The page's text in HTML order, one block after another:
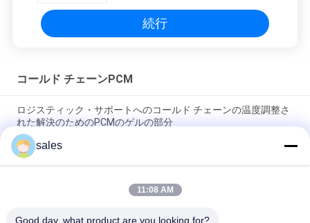
続行
コールド チェーンPCM
ロジスティック・サポートへのコールド チェーンの温度調整さ
れた解決のためのPCMのゲルの部分
水様の代わりにされた31x23x21cmのポータブルのコールド チ
ェーンPCM
ワクチン接種の電気自由なVIPのパネルの兵站学のコールド チ
sales
11:08 AM
Good day, what product are you looking for?